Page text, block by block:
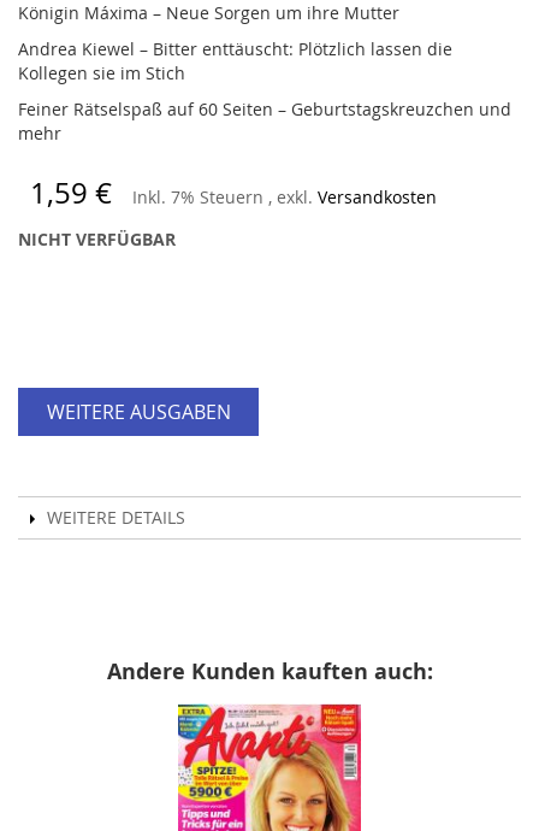
Königin Máxima – Neue Sorgen um ihre Mutter
Andrea Kiewel – Bitter enttäuscht: Plötzlich lassen die
Kollegen sie im Stich
Feiner Rätselspaß auf 60 Seiten – Geburtstagskreuzchen und
mehr
1,59 € Inkl. 7% Steuern , exkl. Versandkosten
NICHT VERFÜGBAR
WEITERE AUSGABEN
WEITERE DETAILS
Andere Kunden kauften auch: